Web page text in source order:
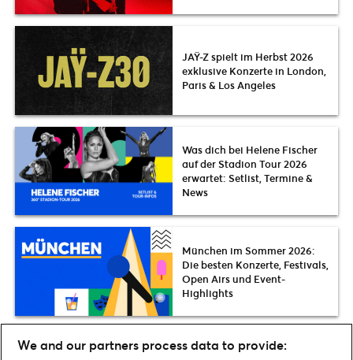
JAŸ-Z spielt im Herbst 2026
exklusive Konzerte in London,
Paris & Los Angeles
Was dich bei Helene Fischer
auf der Stadion Tour 2026
erwartet: Setlist, Termine &
News
München im Sommer 2026:
Die besten Konzerte, Festivals,
Open Airs und Event-
Highlights
We and our partners process data to provide: